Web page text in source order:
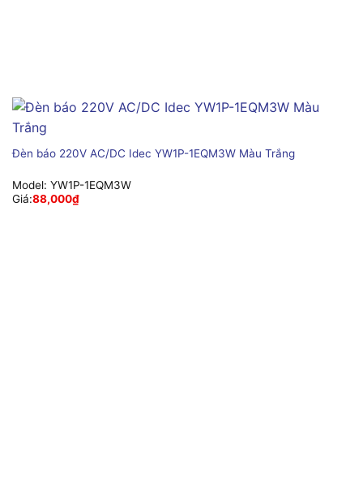
Đèn báo 220V AC/DC Idec YW1P-1EQM3W Màu Trắng
Model: YW1P-1EQM3W
Giá:88,000₫